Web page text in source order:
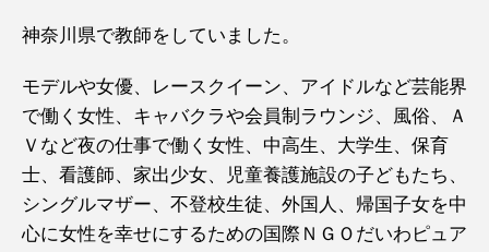
神奈川県で教師をしていました。
モデルや女優、レースクイーン、アイドルなど芸能界
で働く女性、キャバクラや会員制ラウンジ、風俗、Ａ
Ｖなど夜の仕事で働く女性、中高生、大学生、保育
士、看護師、家出少女、児童養護施設の子どもたち、
シングルマザー、不登校生徒、外国人、帰国子女を中
心に女性を幸せにするための国際ＮＧＯだいわピュア